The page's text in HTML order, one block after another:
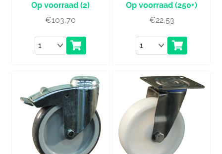
(2)
€103,70
Aantal
(250+)
€22,53
Aantal